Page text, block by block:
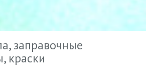
заправочные
краски